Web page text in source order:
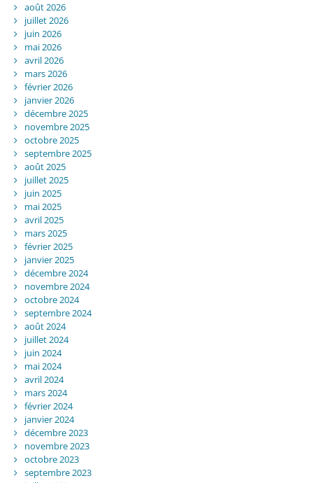
août 2026
juillet 2026
juin 2026
mai 2026
avril 2026
mars 2026
février 2026
janvier 2026
décembre 2025
novembre 2025
octobre 2025
septembre 2025
août 2025
juillet 2025
juin 2025
mai 2025
avril 2025
mars 2025
février 2025
janvier 2025
décembre 2024
novembre 2024
octobre 2024
septembre 2024
août 2024
juillet 2024
juin 2024
mai 2024
avril 2024
mars 2024
février 2024
janvier 2024
décembre 2023
novembre 2023
octobre 2023
septembre 2023